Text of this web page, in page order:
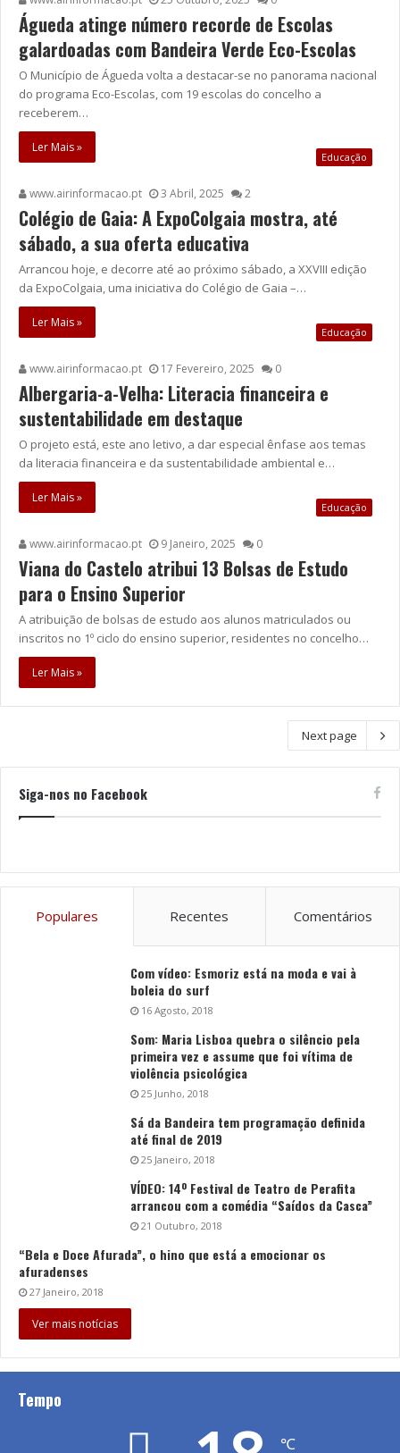
Águeda atinge número recorde de Escolas
galardoadas com Bandeira Verde Eco-Escolas
O Município de Águeda volta a destacar-se no panorama nacional
do programa Eco-Escolas, com 19 escolas do concelho a
receberem…
Ler Mais »
Educação
www.airinformacao.pt 3 Abril, 2025 2
Colégio de Gaia: A ExpoColgaia mostra, até
sábado, a sua oferta educativa
Arrancou hoje, e decorre até ao próximo sábado, a XXVIII edição
da ExpoColgaia, uma iniciativa do Colégio de Gaia –…
Ler Mais »
Educação
www.airinformacao.pt 17 Fevereiro, 2025 0
Albergaria-a-Velha: Literacia financeira e
sustentabilidade em destaque
O projeto está, este ano letivo, a dar especial ênfase aos temas
da literacia financeira e da sustentabilidade ambiental e…
Ler Mais »
Educação
www.airinformacao.pt 9 Janeiro, 2025 0
Viana do Castelo atribui 13 Bolsas de Estudo
para o Ensino Superior
A atribuição de bolsas de estudo aos alunos matriculados ou
inscritos no 1º ciclo do ensino superior, residentes no concelho…
Ler Mais »
Next page
Siga-nos no Facebook
Populares Recentes Comentários
Com vídeo: Esmoriz está na moda e vai à
boleia do surf
16 Agosto, 2018
Som: Maria Lisboa quebra o silêncio pela
primeira vez e assume que foi vítima de
violência psicológica
25 Junho, 2018
Sá da Bandeira tem programação definida
até final de 2019
25 Janeiro, 2018
VÍDEO: 14º Festival de Teatro de Perafita
arrancou com a comédia “Saídos da Casca”
21 Outubro, 2018
“Bela e Doce Afurada”, o hino que está a emocionar os
afuradenses
27 Janeiro, 2018
Ver mais notícias
Tempo
℃